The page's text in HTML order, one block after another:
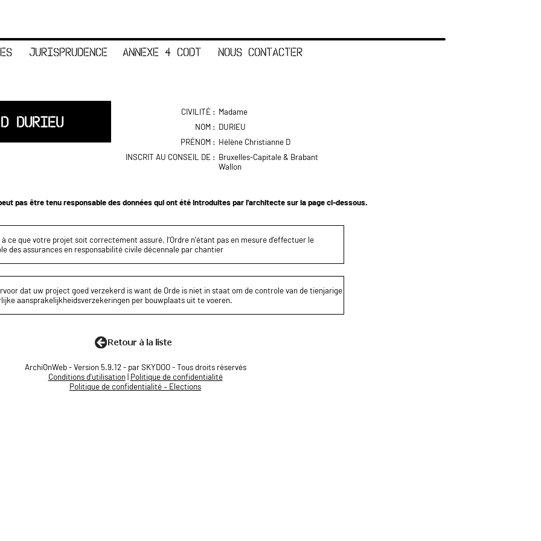
JURISPRUDENCE ANNEXE 4 CODT NOUS CONTACTER
DURIEU
CIVILITÉ : Madame
NOM : DURIEU
PRÉNOM : Hélène Christianne D
INSCRIT AU CONSEIL DE : Bruxelles-Capitale & Brabant
Wallon
pas être tenu responsable des données qui ont été introduites par l'architecte sur la page ci-dessous.
à ce que votre projet soit correctement assuré, l’Ordre n’étant pas en mesure d’effectuer le
des assurances en responsabilité civile décennale par chantier
dat uw project goed verzekerd is want de Orde is niet in staat om de controle van de tienjarige
aansprakelijkheidsverzekeringen per bouwplaats uit te voeren.
ArchiOnWeb - Version 5.9.12 - par SKYDOO - Tous droits réservés
Conditions d'utilisation| Politique de confidentialité
Politique de confidentialité – Elections